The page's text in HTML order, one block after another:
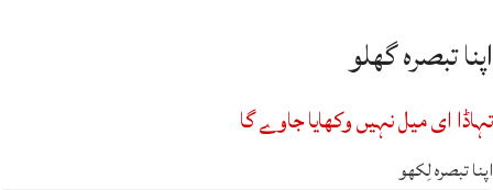
اپنا تبصرہ گھلو
تہاڈا ای میل نہیں وکھایا جاوے گا
اپنا تبصرہ لِکھو